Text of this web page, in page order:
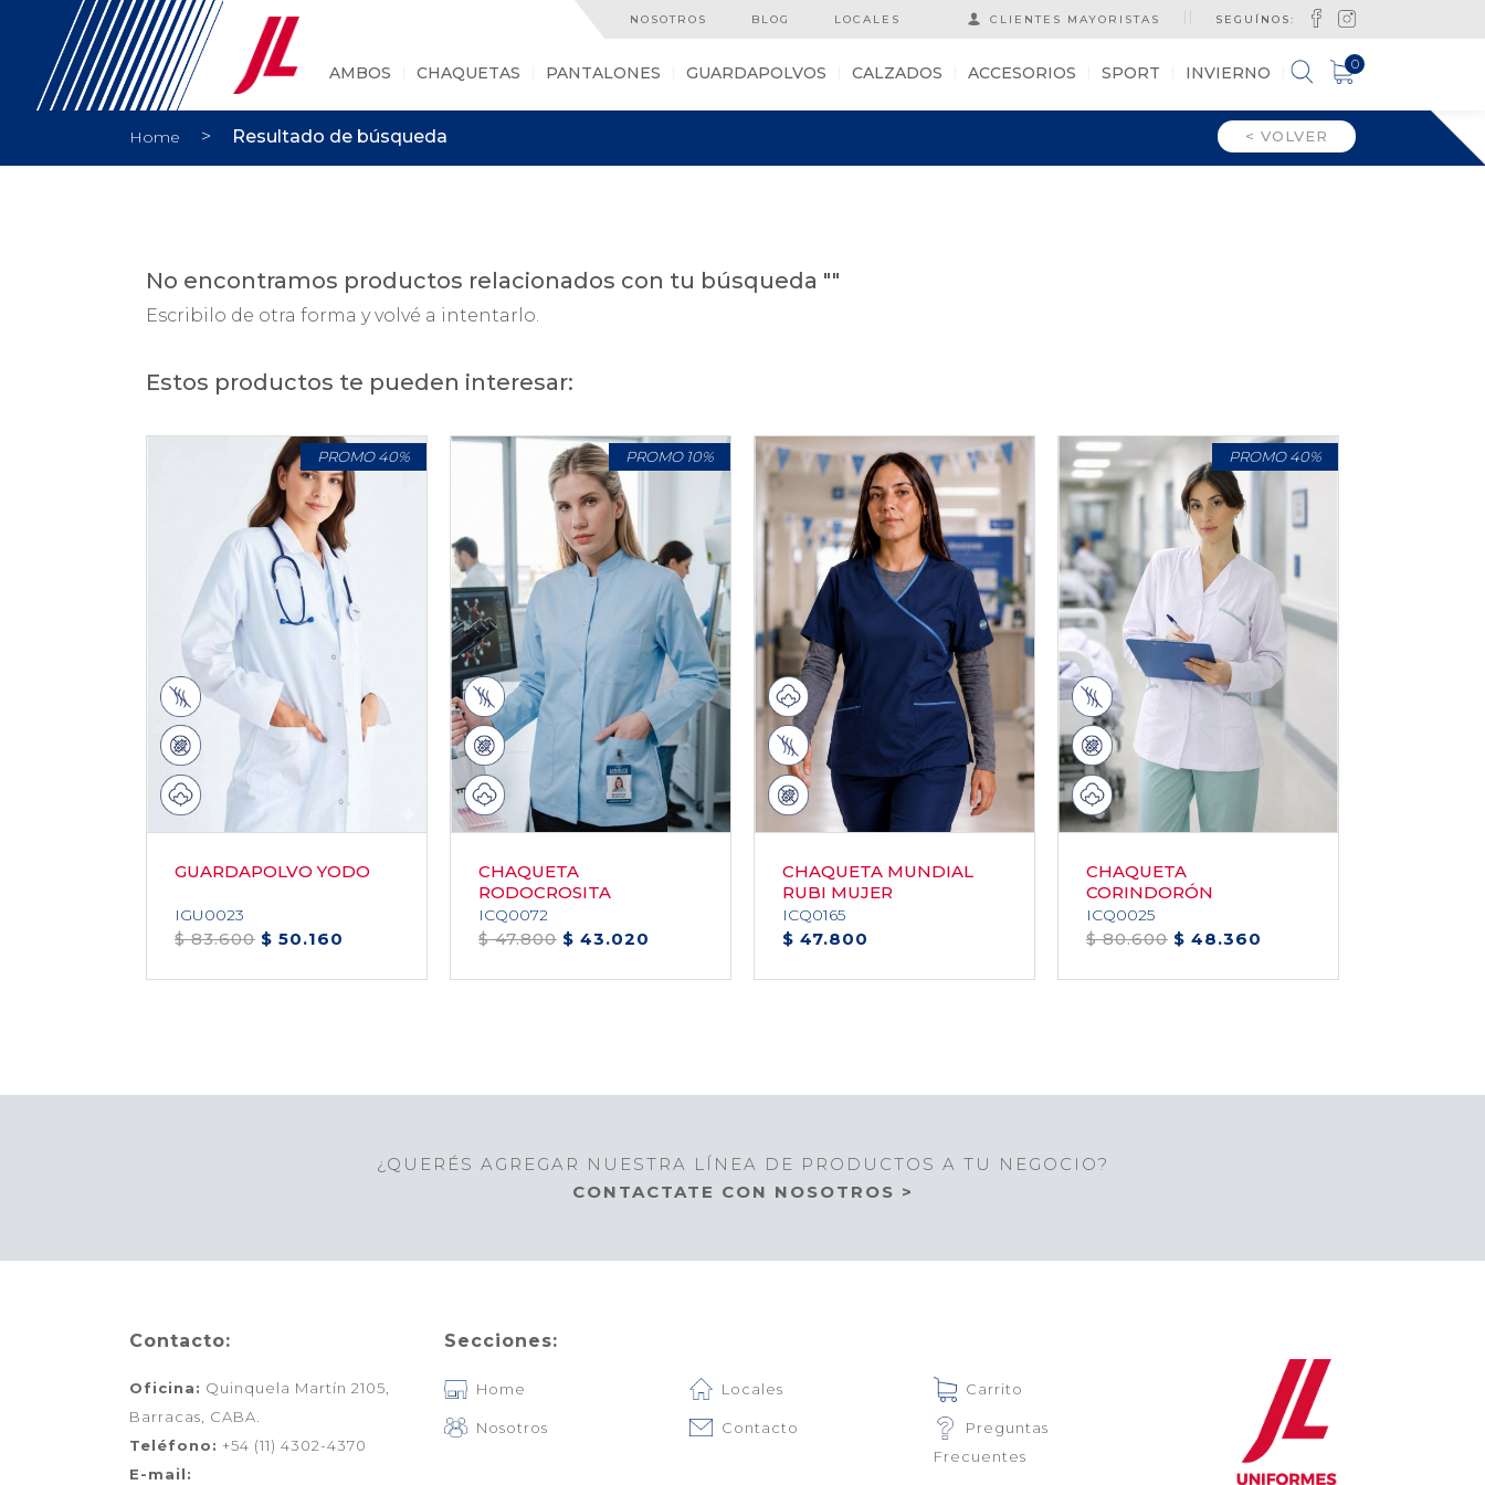
NOSOTROS BLOG LOCALES CLIENTES MAYORISTAS SEGUÍNOS:
AMBOS CHAQUETAS PANTALONES GUARDAPOLVOS CALZADOS ACCESORIOS SPORT INVIERNO 0
Home > Resultado de búsqueda < VOLVER
No encontramos productos relacionados con tu búsqueda ""
Escribilo de otra forma y volvé a intentarlo.
Estos productos te pueden interesar:
PROMO 40%
GUARDAPOLVO YODO
IGU0023
$ 83.600 $ 50.160
PROMO 10%
CHAQUETA
RODOCROSITA
FEMENINA
ICQ0072
$ 47.800 $ 43.020
CHAQUETA MUNDIAL
RUBI MUJER
ICQ0165
$ 47.800
PROMO 40%
CHAQUETA
CORINDORÓN
ICQ0025
$ 80.600 $ 48.360
¿QUERÉS AGREGAR NUESTRA LÍNEA DE PRODUCTOS A TU NEGOCIO?
CONTACTATE CON NOSOTROS >
Contacto:
Oficina: Quinquela Martín 2105,
Barracas, CABA.
Teléfono: +54 (11) 4302-4370
E-mail:
Secciones:
Home
Nosotros
Locales
Contacto
Carrito
Preguntas
Frecuentes